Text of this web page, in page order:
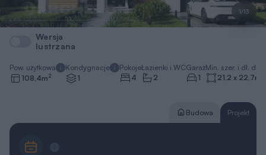
1/13
Wersja
lustrzana
Pow. użytkowa
108,4m2
Kondygnacje
1
Pokoje
4
Łazienki i WC
2
Garaż
1
Min. szer. i dł.
21,2 x 22,7m
Budowa Projekt